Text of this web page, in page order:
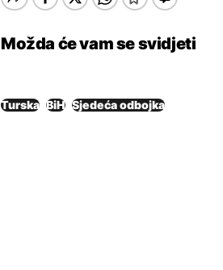
Možda će vam se svidjeti
Turska BiH Sjedeća odbojka